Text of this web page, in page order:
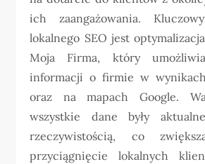
ich zaangażowania.
lokalnego SEO jest
Moja Firma, który
informacji o firmie w
oraz na mapach Google.
wszystkie dane były
rzeczywistością, co
przyciągnięcie lokalnych